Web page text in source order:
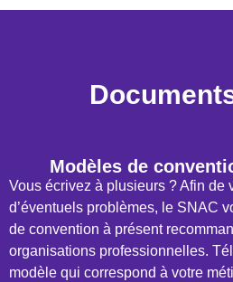
Modèles de
Vous écrivez à plusieurs ? Afin de
d’éventuels problèmes, le SNAC
de convention à présent
organisations professionnelles.
modèle qui correspond à votre